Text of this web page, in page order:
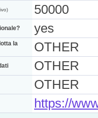
50000
yes
la
OTHER
OTHER
OTHER
https://